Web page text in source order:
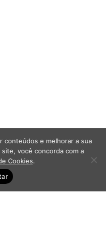
conteúdos e melhorar a sua
você concorda com a
Cookies.